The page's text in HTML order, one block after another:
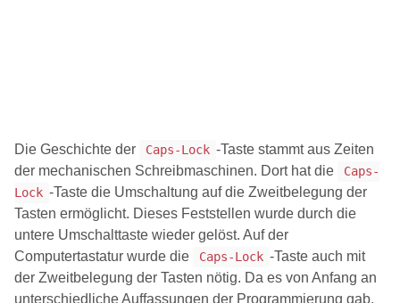
Die Geschichte der Caps-Lock -Taste stammt aus Zeiten
der mechanischen Schreibmaschinen. Dort hat die
Caps-
Lock -Taste die Umschaltung auf die Zweitbelegung der
Tasten ermöglicht. Dieses Feststellen wurde durch die
untere Umschalttaste wieder gelöst. Auf der
Computertastatur wurde die
Caps-Lock -Taste auch mit
der Zweitbelegung der Tasten nötig. Da es von Anfang an
unterschiedliche Auffassungen der Programmierung gab,